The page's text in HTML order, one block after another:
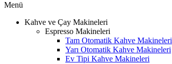
Menü
Kahve ve Çay Makineleri
Espresso Makineleri
Tam Otomatik Kahve Makineleri
Yarı Otomatik Kahve Makineleri
Ev Tipi Kahve Makineleri